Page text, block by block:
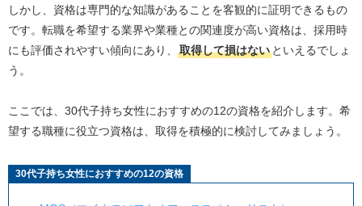
30代子持ち女性が資格を取得するメリット
スキルの証明となる
30代子持ち女性が資格を取得する際の注意点
必ずしも転職に有利になるとは限らない
しかし、資格は専門的な知識があることを客観的に証明できるもの
です。転職を希望する業界や業種との関連度が高い資格は、採用時
にも評価されやすい傾向にあり、
取得して損はないといえるでしょ
う。
ここでは、 30代子持ち女性におすすめの12の資格を紹介します。希
望する職種に役立つ資格は、取得を積極的に検討してみましょう。
30代子持ち女性におすすめの12の資格